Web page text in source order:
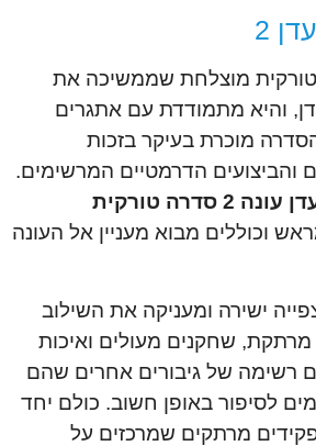
2
סדרה טורקית מוצלחת שממשיכה את
והיא מתמודדת עם אתגרים
מוכרת בעיקר בזכות
והביצועים הדרמטיים המרשימים.
טורקית
וכוללים מבוא מעניין אל העונה
לצפייה ישירה ומעניקה את השילוב
שחקנים מעולים ואיכות
רשימה של גיבורים אחרים שהם
לסיפור באופן חשוב. כולם יחד
מרתקים שמרכזים על